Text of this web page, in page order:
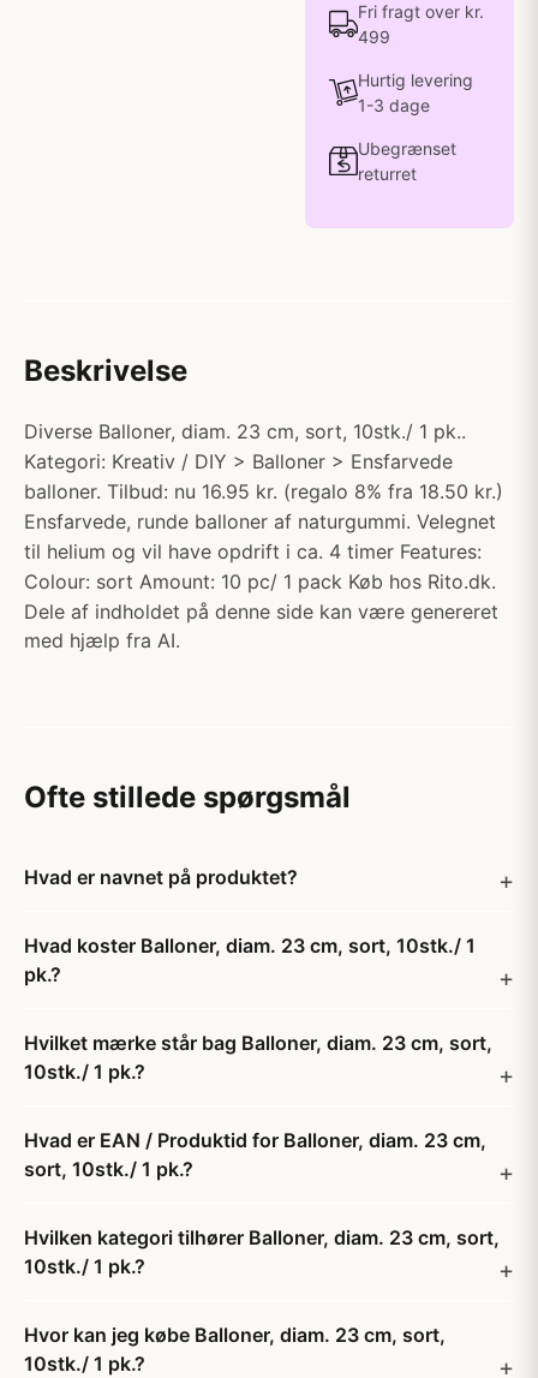
Fri fragt over kr.
499
Hurtig levering
1-3 dage
Ubegrænset
returret
Beskrivelse
Diverse Balloner, diam. 23 cm, sort, 10stk./ 1 pk..
Kategori: Kreativ / DIY > Balloner > Ensfarvede
balloner. Tilbud: nu 16.95 kr. (regalo 8% fra 18.50 kr.)
Ensfarvede, runde balloner af naturgummi. Velegnet
til helium og vil have opdrift i ca. 4 timer Features:
Colour: sort Amount: 10 pc/ 1 pack Køb hos Rito.dk.
Dele af indholdet på denne side kan være genereret
med hjælp fra AI.
Ofte stillede spørgsmål
Hvad er navnet på produktet?
Hvad koster Balloner, diam. 23 cm, sort, 10stk./ 1
pk.?
Hvilket mærke står bag Balloner, diam. 23 cm, sort,
10stk./ 1 pk.?
Hvad er EAN / Produktid for Balloner, diam. 23 cm,
sort, 10stk./ 1 pk.?
Hvilken kategori tilhører Balloner, diam. 23 cm, sort,
10stk./ 1 pk.?
Hvor kan jeg købe Balloner, diam. 23 cm, sort,
10stk./ 1 pk.?